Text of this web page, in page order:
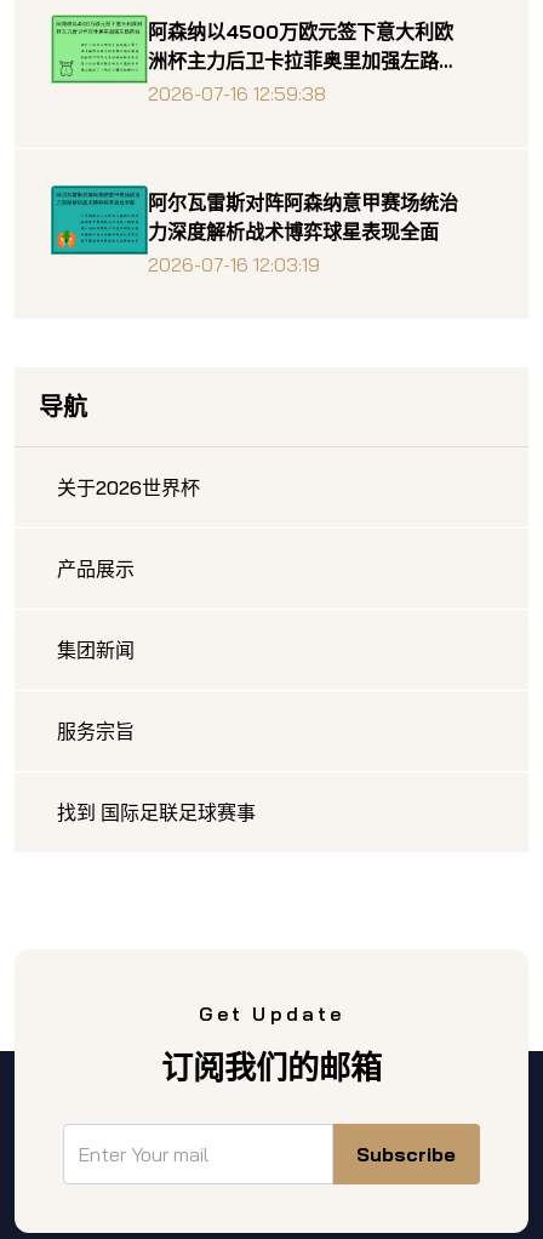
阿森纳以4500万欧元签下意大利欧
洲杯主力后卫卡拉菲奥里加强左路防
线
2026-07-16 12:59:38
阿尔瓦雷斯对阵阿森纳意甲赛场统治
力深度解析战术博弈球星表现全面
2026-07-16 12:03:19
导航
关于2026世界杯
产品展示
集团新闻
服务宗旨
找到 国际足联足球赛事
Get Update
订阅我们的邮箱
Subscribe